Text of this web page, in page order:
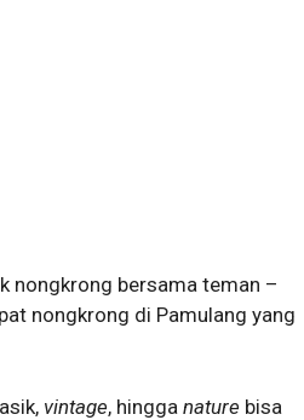
nongkrong bersama teman –
nongkrong di Pamulang yang
vintage, hingga nature bisa